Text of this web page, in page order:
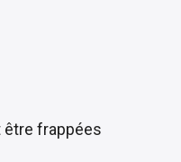
être frappées